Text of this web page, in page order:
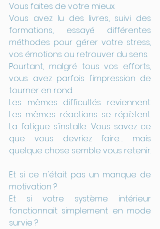
Vous faites de votre mieux.
Vous avez lu des livres, suivi des
formations, essayé différentes
méthodes pour gérer votre stress,
vos émotions ou retrouver du sens.
Pourtant, malgré tous vos efforts,
vous avez parfois l'impression de
tourner en rond.
Les mêmes difficultés reviennent.
Les mêmes réactions se répètent.
La fatigue s'installe. Vous savez ce
que vous devriez faire… mais
quelque chose semble vous retenir.
Et si ce n'était pas un manque de
motivation ?
Et si votre système intérieur
fonctionnait simplement en mode
survie ?